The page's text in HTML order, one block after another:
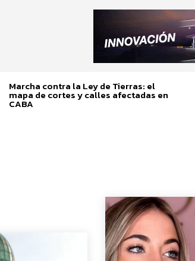
Marcha contra la Ley de Tierras: el
mapa de cortes y calles afectadas en
CABA